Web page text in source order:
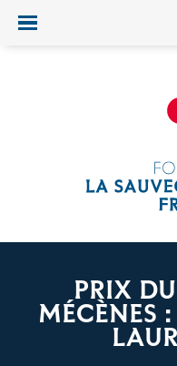
Ouvrir/fermer le menu
PRIX
MÉCÈNES